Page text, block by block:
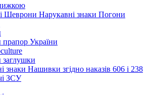
Шеврони Нарукавні знаки Погони
України
знаки Нашивки згідно наказів 606 і 238
ЗСУ